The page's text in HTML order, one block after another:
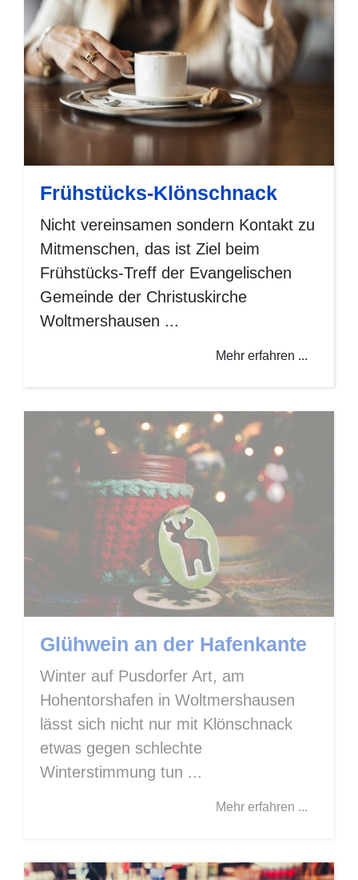
Frühstücks-Klönschnack
Nicht vereinsamen sondern Kontakt zu
Mitmenschen, das ist Ziel beim
Frühstücks-Treff der Evangelischen
Gemeinde der Christuskirche
Woltmershausen ...
Mehr erfahren ...
Glühwein an der Hafenkante
Winter auf Pusdorfer Art, am
Hohentorshafen in Woltmershausen
lässt sich nicht nur mit Klönschnack
etwas gegen schlechte
Winterstimmung tun ...
Mehr erfahren ...